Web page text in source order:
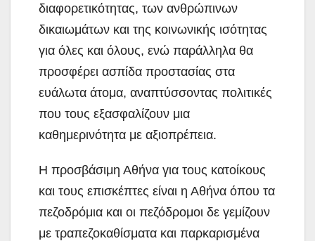
διαφορετικότητας, των ανθρώπινων
δικαιωμάτων και της κοινωνικής ισότητας
για όλες και όλους, ενώ παράλληλα θα
προσφέρει ασπίδα προστασίας στα
ευάλωτα άτομα, αναπτύσσοντας πολιτικές
που τους εξασφαλίζουν μια
καθημερινότητα με αξιοπρέπεια.
Η προσβάσιμη Αθήνα για τους κατοίκους
και τους επισκέπτες είναι η Αθήνα όπου τα
πεζοδρόμια και οι πεζόδρομοι δε γεμίζουν
με τραπεζοκαθίσματα και παρκαρισμένα